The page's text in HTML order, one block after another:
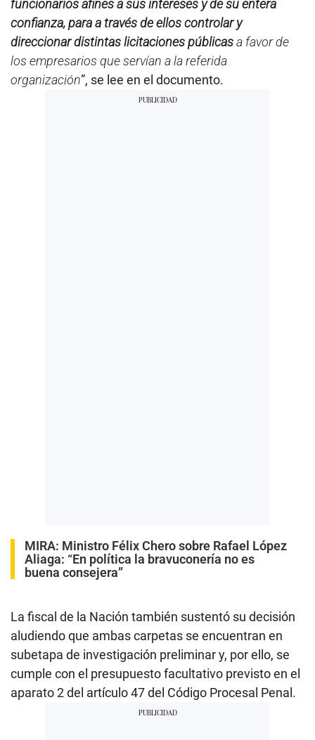
funcionarios afines a sus intereses y de su entera
confianza, para a través de ellos controlar y
direccionar distintas licitaciones públicasa favor de
los empresarios que servían a la referida
organización”, se lee en el documento.
MIRA: Ministro Félix Chero sobre Rafael López
Aliaga: “En política la bravuconería no es
buena consejera”
La fiscal de la Nación también sustentó su decisión
aludiendo que ambas carpetas se encuentran en
subetapa de investigación preliminar y, por ello, se
cumple con el presupuesto facultativo previsto en el
aparato 2 del artículo 47 del Código Procesal Penal.